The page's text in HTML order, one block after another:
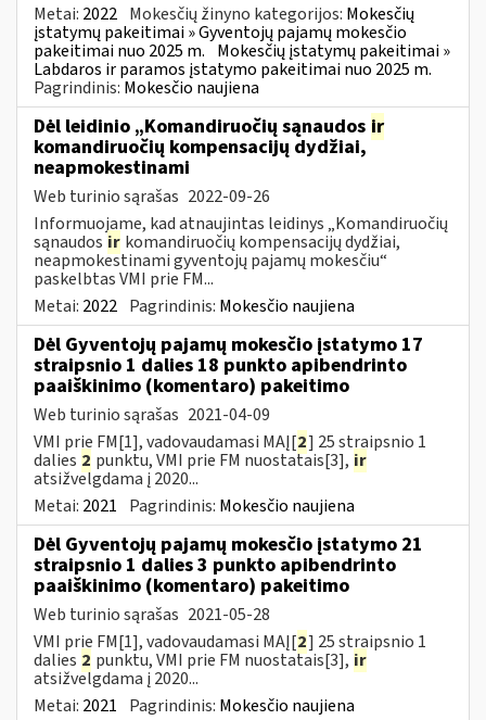
Metai: 2022 Mokesčių žinyno kategorijos: Mokesčių
įstatymų pakeitimai » Gyventojų pajamų mokesčio
pakeitimai nuo 2025 m. Mokesčių įstatymų pakeitimai »
Labdaros ir paramos įstatymo pakeitimai nuo 2025 m.
Pagrindinis: Mokesčio naujiena
Dėl leidinio „Komandiruočių sąnaudos ir
komandiruočių kompensacijų dydžiai,
neapmokestinami
Web turinio sąrašas 2022-09-26
Informuojame, kad atnaujintas leidinys „Komandiruočių
sąnaudos ir komandiruočių kompensacijų dydžiai,
neapmokestinami gyventojų pajamų mokesčiu“
paskelbtas VMI prie FM...
Metai: 2022 Pagrindinis: Mokesčio naujiena
Dėl Gyventojų pajamų mokesčio įstatymo 17
straipsnio 1 dalies 18 punkto apibendrinto
paaiškinimo (komentaro) pakeitimo
Web turinio sąrašas 2021-04-09
VMI prie FM[1], vadovaudamasi MAĮ[2] 25 straipsnio 1
dalies 2 punktu, VMI prie FM nuostatais[3], ir
atsižvelgdama į 2020...
Metai: 2021 Pagrindinis: Mokesčio naujiena
Dėl Gyventojų pajamų mokesčio įstatymo 21
straipsnio 1 dalies 3 punkto apibendrinto
paaiškinimo (komentaro) pakeitimo
Web turinio sąrašas 2021-05-28
VMI prie FM[1], vadovaudamasi MAĮ[2] 25 straipsnio 1
dalies 2 punktu, VMI prie FM nuostatais[3], ir
atsižvelgdama į 2020...
Metai: 2021 Pagrindinis: Mokesčio naujiena